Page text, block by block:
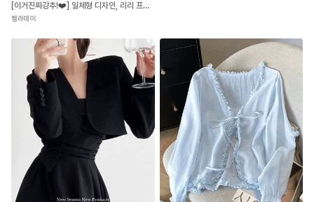
[이거진짜강추!❤️] 일체형 디자인, 리리 프릴 플라워 잔꽃 레이스 스퀘어넥 나시 퍼프 셔링 오픈 리본 반팔가디건 셋업세트
벨라데이